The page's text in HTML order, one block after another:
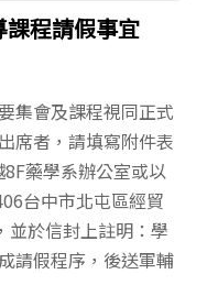
課程請假事宜
集會及課程視同正式
席者，請填寫附件表
藥學系辦公室或以
台中市北屯區經貿
並於信封上註明：學
請假程序，後送軍輔